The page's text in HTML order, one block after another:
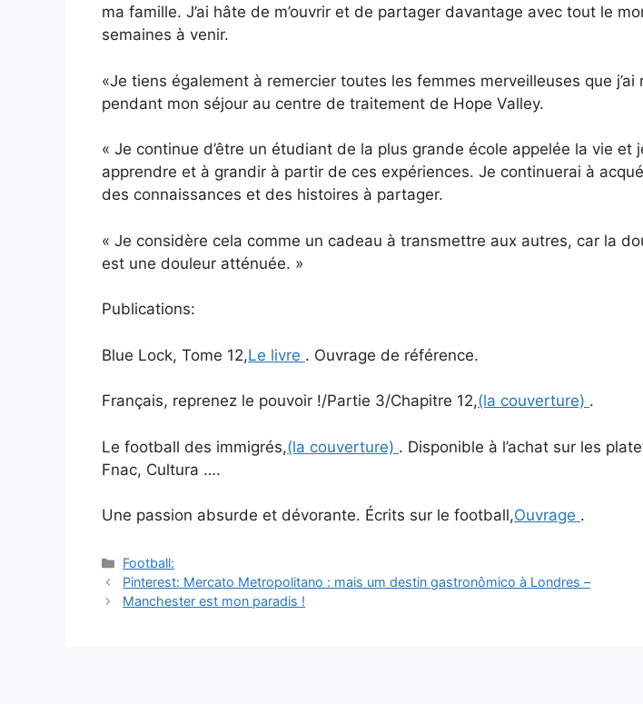
ma famille. J’ai hâte de m’ouvrir et de partager davantage avec tout le
semaines à venir.
«Je tiens également à remercier toutes les femmes merveilleuses que j’ai
pendant mon séjour au centre de traitement de Hope Valley.
« Je continue d’être un étudiant de la plus grande école appelée la vie et
apprendre et à grandir à partir de ces expériences. Je continuerai à
des connaissances et des histoires à partager.
« Je considère cela comme un cadeau à transmettre aux autres, car la
est une douleur atténuée. »
Publications:
Blue Lock, Tome 12,Le livre . Ouvrage de référence.
Français, reprenez le pouvoir !/Partie 3/Chapitre 12,(la couverture) .
Le football des immigrés,(la couverture) . Disponible à l’achat sur les
Fnac, Cultura ….
Une passion absurde et dévorante. Écrits sur le football,Ouvrage .
Catégories
Football:
Navigation
des
Pinterest: Mercato Metropolitano : mais um destin gastronômico à Londres –
Manchester est mon paradis !